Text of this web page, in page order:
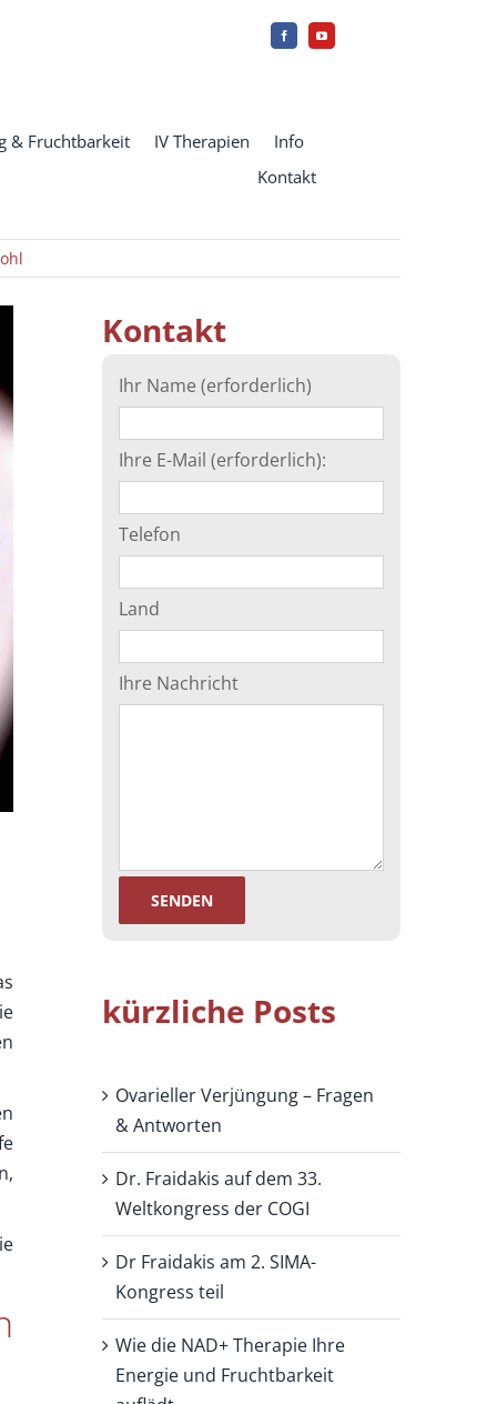
& Fruchtbarkeit IV Therapien
Info
Kontakt
Kontakt
Ihr Name (erforderlich)
Ihre E-Mail (erforderlich):
Telefon
Land
Ihre Nachricht
kürzliche Posts
Ovarieller Verjüngung – Fragen
& Antworten
Dr. Fraidakis auf dem 33.
Weltkongress der COGI
Dr Fraidakis am 2. SIMA-
Kongress teil
Wie die NAD+ Therapie Ihre
Energie und Fruchtbarkeit